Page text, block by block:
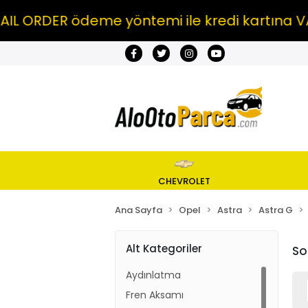
ödeme yöntemi ile kredi kartına VADE
CHEVROLET
Ana Sayfa Opel Astra Astra G
Alt Kategoriler
Aydınlatma
Fren Aksamı